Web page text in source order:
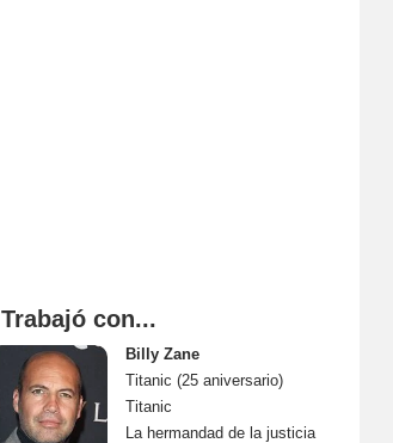
Trabajó con...
Billy Zane
Titanic (25 aniversario)
Titanic
La hermandad de la justicia